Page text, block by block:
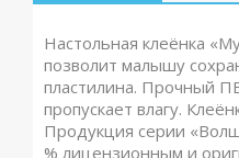
Настольная клеёнка
позволит малышу
пластилина. Прочный
пропускает влагу.
Продукция серии
% лицензионным и